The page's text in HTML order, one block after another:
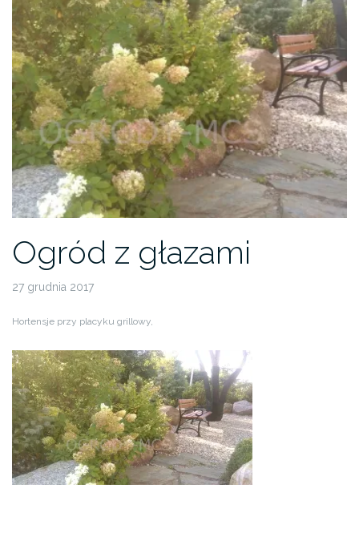
Ogród z głazami
27 grudnia 2017
Hortensje przy placyku grillowy,